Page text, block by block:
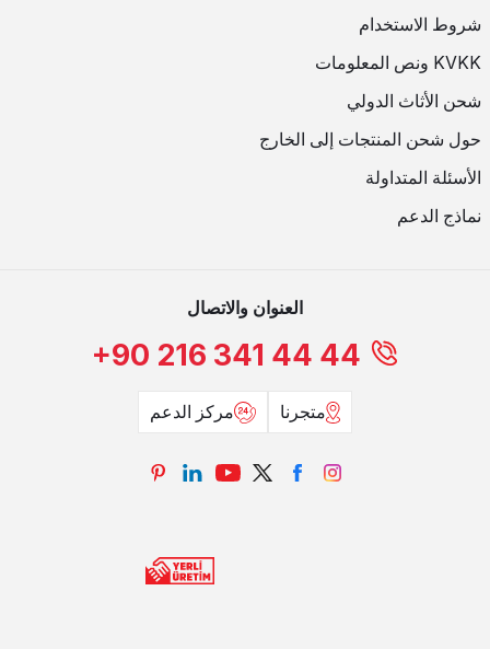
شروط الاستخدام
KVKK ونص المعلومات
شحن الأثاث الدولي
حول شحن المنتجات إلى الخارج
الأسئلة المتداولة
نماذج الدعم
العنوان والاتصال
+90 216 341 44 44
متجرنا مركز الدعم